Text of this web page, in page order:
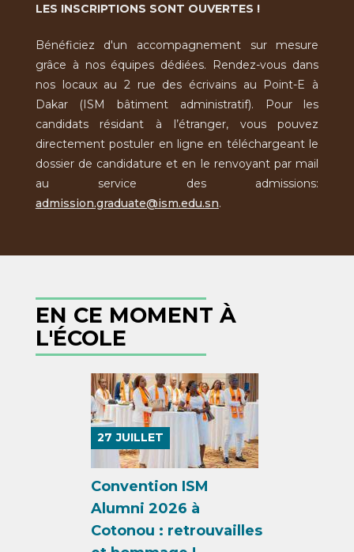
LES INSCRIPTIONS SONT OUVERTES !
Bénéficiez d'un accompagnement sur mesure
grâce à nos équipes dédiées. Rendez-vous dans
nos locaux au 2 rue des écrivains au Point-E à
Dakar (ISM bâtiment administratif). Pour les
candidats résidant à l’étranger, vous pouvez
directement postuler en ligne en téléchargeant le
dossier de candidature et en le renvoyant par mail
au service des admissions:
admission.graduate@ism.edu.sn.
EN CE MOMENT À
L'ÉCOLE
27 JUILLET
Convention ISM
Alumni 2026 à
Cotonou : retrouvailles